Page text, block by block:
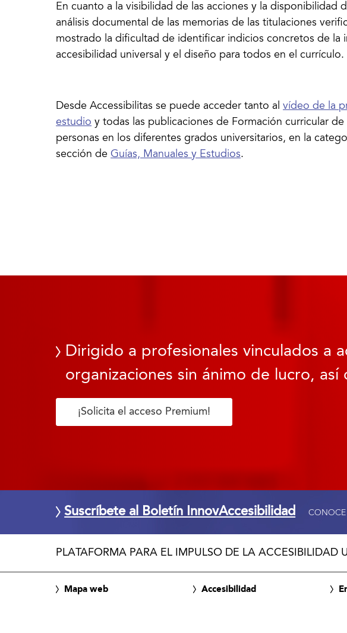
En cuanto a la visibilidad de las acciones y la disponibilidad
análisis documental de las memorias de las titulaciones
mostrado la dificultad de identificar indicios concretos de la
accesibilidad universal y el diseño para todos en el currículo.
Desde Accessibilitas se puede acceder tanto alvídeo de la
estudio y todas las publicaciones de Formación curricular
personas en los diferentes grados universitarios, en la
sección de Guías, Manuales y Estudios.
Dirigido a profesionales vinculados a
organizaciones sin ánimo de lucro, así
¡Solicita el acceso Premium!
Suscríbete al Boletín InnovAccesibilidad CONOCE
PLATAFORMA PARA EL IMPULSO DE LA ACCESIBILIDAD
Mapa web Accesibilidad